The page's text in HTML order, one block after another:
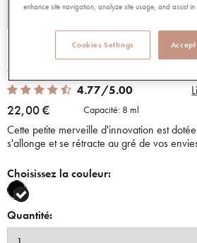
MASCARA 3D NOIR
92850
4.77 out of 5 Customer Rating
4.77/5.00
22,00 € Capacité: 8 ml
Cette petite merveille d'innovation est
s'allonge et se rétracte au gré de vos
Choisissez la couleur:
selected
Quantité:
enhance site navigation, analyze site usage, and assist
Cookies Settings